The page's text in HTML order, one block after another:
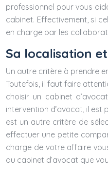
professionnel pour vous
cabinet. Effectivement, si
en charge par les
Sa localisation
Un autre critère à prendre
Toutefois, il faut faire
choisir un cabinet
intervention d’avocat, il est
est un autre critère de
effectuer une petite
charge de votre affaire
au cabinet d’avocat que